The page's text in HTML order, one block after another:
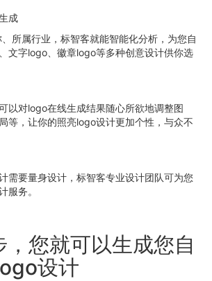
成
所属行业，标智客就能智能化分析，为您自
文字logo、徽章logo等多种创意设计供你选
以对logo在线生成结果随心所欲地调整图
等，让你的照亮logo设计更加个性，与众不
需要量身设计，标智客专业设计团队可为您
服务。
，您就可以生成您自
设计